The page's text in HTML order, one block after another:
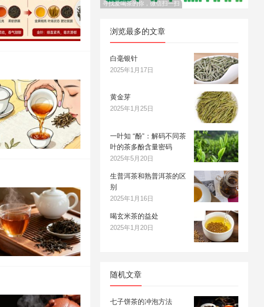
寻找爱喝茶的你，微信扫一扫
浏览最多的文章
白毫银针
2025年1月17日
黄金芽
2025年1月25日
一叶知 “酚”：解码不同茶
叶的茶多酚含量密码
2025年5月20日
生普洱茶和熟普洱茶的区
别
2025年1月16日
喝玄米茶的益处
2025年1月20日
随机文章
七子饼茶的冲泡方法